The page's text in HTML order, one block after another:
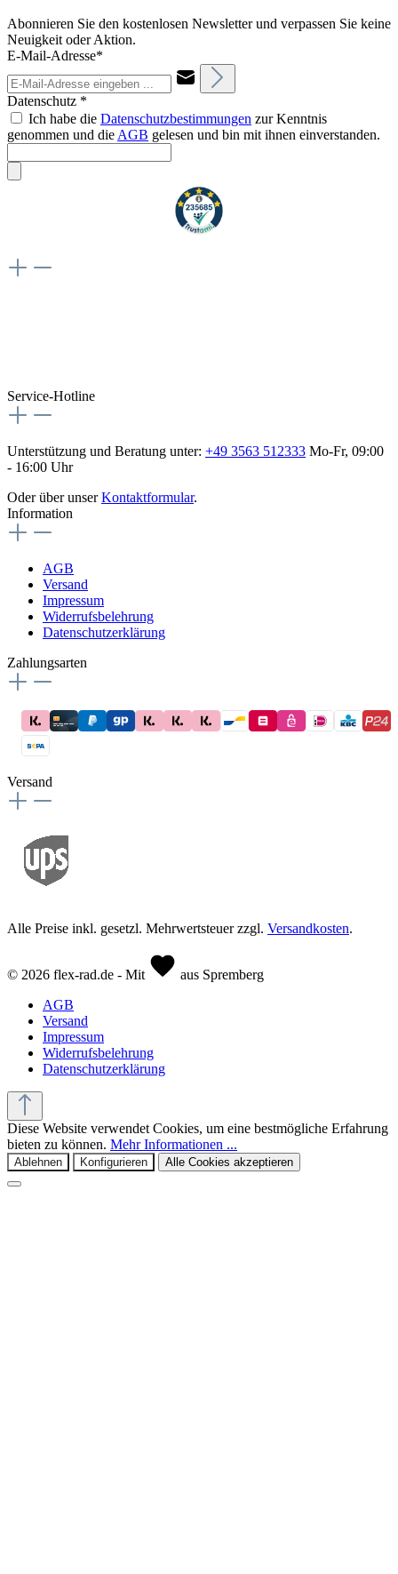
Abonnieren Sie den kostenlosen Newsletter und verpassen Sie keine
Neuigkeit oder Aktion.
E-Mail-Adresse*
Datenschutz *
Ich habe die Datenschutzbestimmungen zur Kenntnis
genommen und die AGB gelesen und bin mit ihnen einverstanden.
Service-Hotline
Unterstützung und Beratung unter: +49 3563 512333 Mo-Fr, 09:00
- 16:00 Uhr
Oder über unserKontaktformular.
Information
AGB
Versand
Impressum
Widerrufsbelehrung
Datenschutzerklärung
Zahlungsarten
Versand
Alle Preise inkl. gesetzl. Mehrwertsteuer zzgl. Versandkosten.
© 2026 flex-rad.de - Mit
aus Spremberg
AGB
Versand
Impressum
Widerrufsbelehrung
Datenschutzerklärung
Diese Website verwendet Cookies, um eine bestmögliche Erfahrung
bieten zu können. Mehr Informationen ...
Ablehnen Konfigurieren Alle Cookies akzeptieren